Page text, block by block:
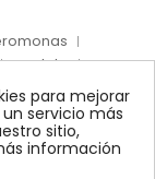
quelato
para mejorar
servicio más
sitio,
información